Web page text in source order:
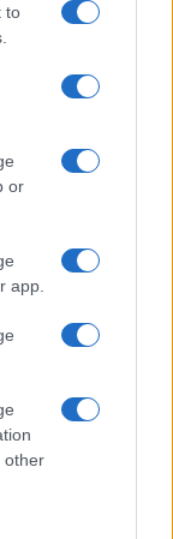
to
or
app.
other
a